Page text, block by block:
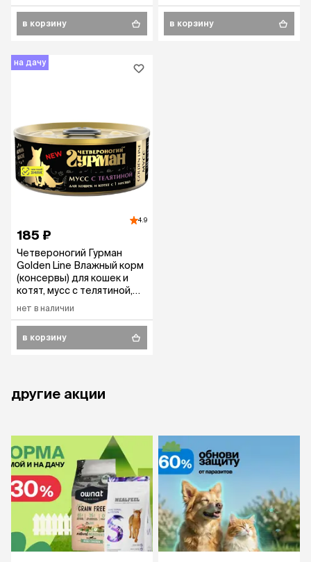
в корзину в корзину
на дачу
4.9
185 ₽
Четвероногий Гурман
Golden Line Влажный корм
(консервы) для кошек и
котят, мусс с телятиной,
нет в наличии
в корзину
другие акции